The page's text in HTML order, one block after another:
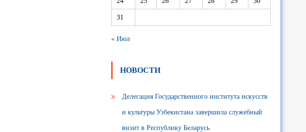
31
« Июл
НОВОСТИ
Делегация Государственного института искусств
и культуры Узбекистана завершила служебный
визит в Республику Беларусь